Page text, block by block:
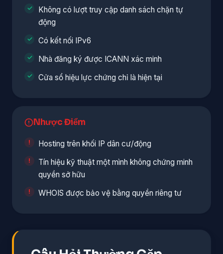
Không có lượt truy cập danh sách chặn tự
động
Có kết nối IPv6
Nhà đăng ký được ICANN xác minh
Cửa sổ hiệu lực chứng chỉ là hiện tại
Nhược Điểm
Hosting trên khối IP dân cư/động
Tín hiệu kỹ thuật một mình không chứng minh
quyền sở hữu
WHOIS được bảo vệ bằng quyền riêng tư